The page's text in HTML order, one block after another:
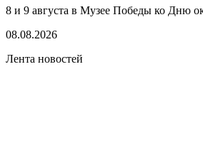
8 и 9 августа в Музее Победы ко Дню
08.08.2026
Лента новостей